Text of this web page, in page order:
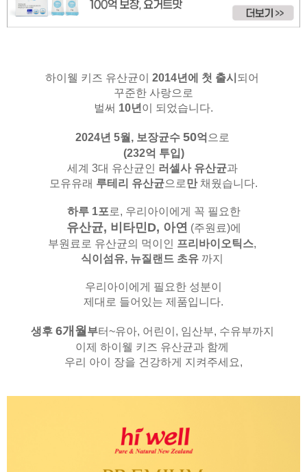
하이웰 키즈 유산균이 2014년에 첫 출시 되어
꾸준한 사랑으로
벌써 10년 이 되었습니다.
2024년 5월, 보장균수 50억 으로
(232억 투입)
세계 3대 유산균인
러셀사 유산균과
모유유래 루테리 유산균으로만채웠습니다.
하루 1포 로, 우리아이에게 꼭 필요한
유산균, 비타민D, 아연 (주원료)에
부원료로 유산균의 먹이인 프리바이오틱스,
식이섬유, 뉴질랜드 초유 까지
우리아이에게 필요한 성분이
제대로 들어있는 제품입니다.
생후 6개월 부터~유아, 어린이, 임산부, 수유부까지
이제 하이웰 키즈 유산균과 함께
우리 아이 장을 건강하게 지켜주세요,